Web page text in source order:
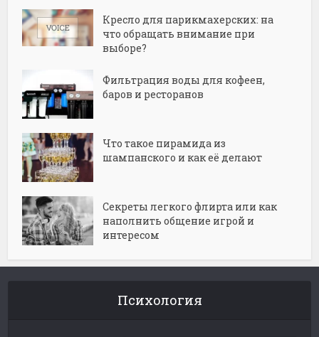
Кресло для парикмахерских: на
что обращать внимание при
выборе?
Фильтрация воды для кофеен,
баров и ресторанов
Что такое пирамида из
шампанского и как её делают
Секреты легкого флирта или как
наполнить общение игрой и
интересом
Психология